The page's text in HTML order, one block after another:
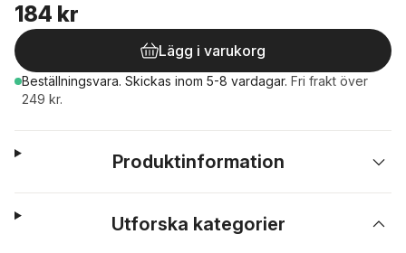
184 kr
Lägg i varukorg
Beställningsvara. Skickas inom 5-8 vardagar. Fri frakt över
249 kr.
Produktinformation
Utforska kategorier